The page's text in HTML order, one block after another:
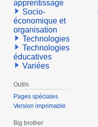
apprentissage
Socio-
économique et
organisation
Technologies
Technologies
éducatives
Variées
Outils
Pages spéciales
Version imprimable
Big brother